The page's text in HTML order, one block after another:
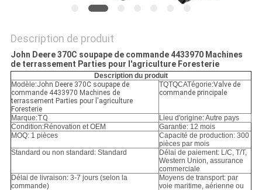
DE
CONFIDENTIALITÉ
Description de produit
John Deere 370C soupape de commande 4433970 Machines
de terrassement Parties pour l'agriculture Foresterie
Description du produit
Modèle:John Deere 370C soupape de
commande 4433970 Machines de
terrassement Parties pour l'agriculture
Foresterie
TQTQCATégorie:Valve de
commande principale
Marque:TQ
Lieu d'origine: Autre pays
Condition:Rénovation et OEM
Garantie: 12 mois
MOQ: 1 pièces
Capacité de production: 300
pièces par mois
Standard ou non standard: Standard
Délai de paiement: L/C, T/T,
Western Union, assurance
commerciale
Délai de livraison: 3-7 jours (selon la
commande)
Moyens de transport: par
voie maritime, aérienne ou